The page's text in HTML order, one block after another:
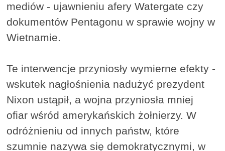
mediów - ujawnieniu afery Watergate czy
dokumentów Pentagonu w sprawie wojny w
Wietnamie.
Te interwencje przyniosły wymierne efekty -
wskutek nagłośnienia nadużyć prezydent
Nixon ustąpił, a wojna przyniosła mniej
ofiar wśród amerykańskich żołnierzy. W
odróżnieniu od innych państw, które
szumnie nazywa się demokratycznymi, w